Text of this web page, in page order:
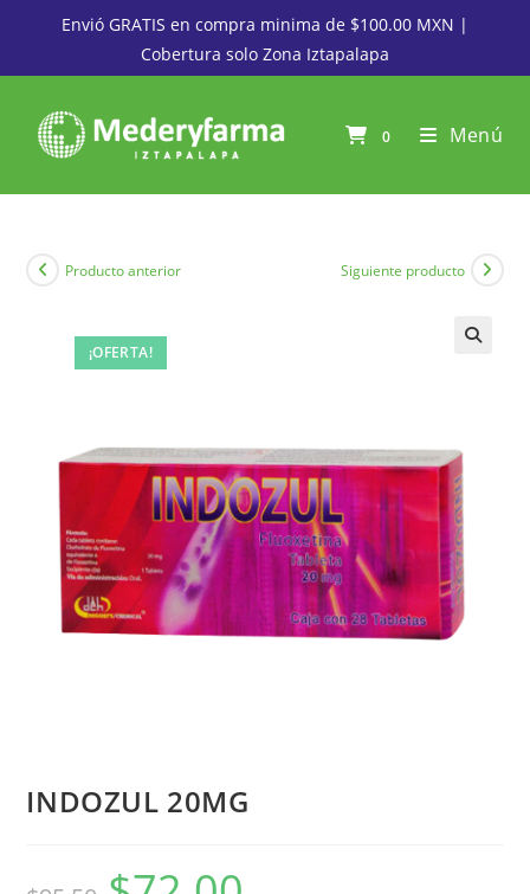
Envió GRATIS en compra minima de $100.00 MXN |
Cobertura solo Zona Iztapalapa
0 Menú
¡OFERTA!
Producto anterior Siguiente producto
INDOZUL 20MG